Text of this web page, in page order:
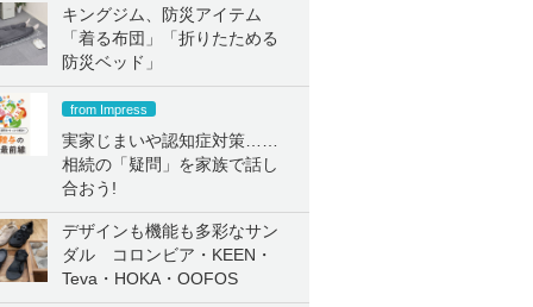
キングジム、防災アイテム
「着る布団」「折りたためる
防災ベッド」
from Impress
実家じまいや認知症対策……
相続の「疑問」を家族で話し
合おう!
デザインも機能も多彩なサン
ダル コロンビア・KEEN・
Teva・HOKA・OOFOS